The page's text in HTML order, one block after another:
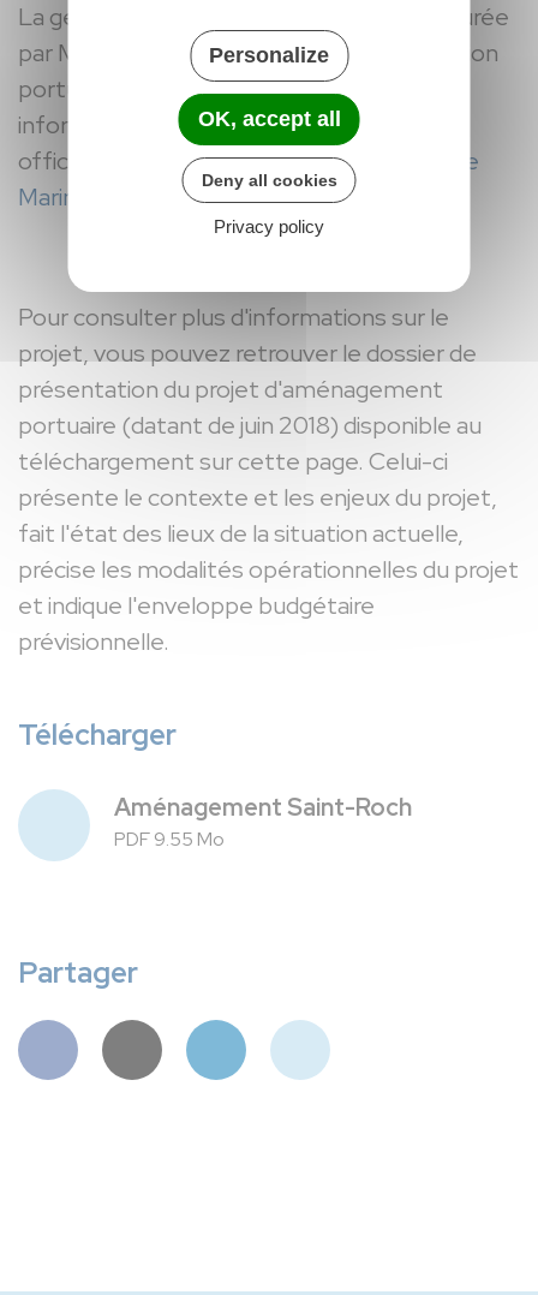
La gestion opérationnelle du port est assurée
par Marinov, spécialiste reconnu de la gestion
portuaire. Pour découvrir les services et
informations pratiques, consultez la page
officielle du
Port de Montargis sur le site de
Marinov
Pour consulter plus d'informations sur le
projet, vous pouvez retrouver le dossier de
présentation du projet d'aménagement
portuaire (datant de juin 2018) disponible au
téléchargement sur cette page. Celui-ci
présente le contexte et les enjeux du projet,
fait l'état des lieux de la situation actuelle,
précise les modalités opérationnelles du projet
et indique l'enveloppe budgétaire
prévisionnelle.
Télécharger
Aménagement Saint-Roch
PDF 9.55 Mo
Partager
Personalize
OK, accept all
Deny all cookies
Privacy policy